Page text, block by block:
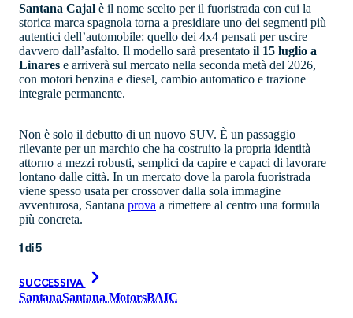
Santana Cajal è il nome scelto per il fuoristrada con cui la
storica marca spagnola torna a presidiare uno dei segmenti più
autentici dell’automobile: quello dei 4x4 pensati per uscire
davvero dall’asfalto. Il modello sarà presentato il 15 luglio a
Linares e arriverà sul mercato nella seconda metà del 2026,
con motori benzina e diesel, cambio automatico e trazione
integrale permanente.
Non è solo il debutto di un nuovo SUV. È un passaggio
rilevante per un marchio che ha costruito la propria identità
attorno a mezzi robusti, semplici da capire e capaci di lavorare
lontano dalle città. In un mercato dove la parola fuoristrada
viene spesso usata per crossover dalla sola immagine
avventurosa, Santana prova a rimettere al centro una formula
più concreta.
1di5
SUCCESSIVA
SantanaSantana MotorsBAIC